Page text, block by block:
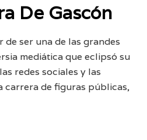
De Gascón
ser una de las grandes
mediática que eclipsó su
redes sociales y las
carrera de figuras públicas,